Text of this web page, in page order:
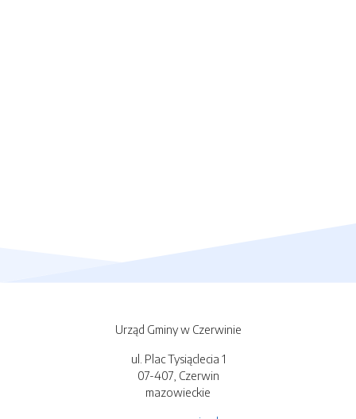
Urząd Gminy w Czerwinie
ul. Plac Tysiąclecia 1
07-407, Czerwin
mazowieckie